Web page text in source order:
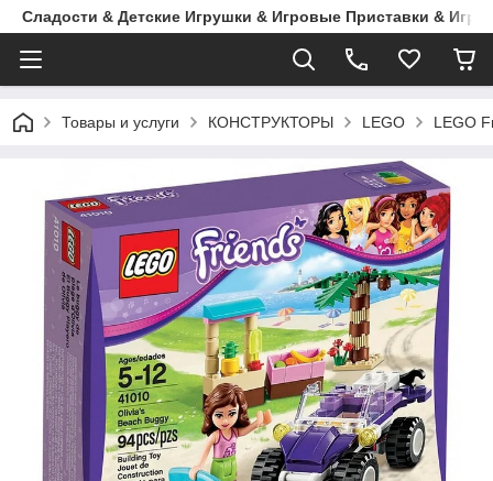
Сладости & Детские Игрушки & Игровые Приставки & Игры
Товары и услуги КОНСТРУКТОРЫ LEGO LEGO